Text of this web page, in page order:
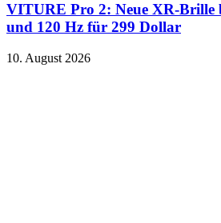
VITURE Pro 2: Neue XR-Brille
und 120 Hz für 299 Dollar
10. August 2026